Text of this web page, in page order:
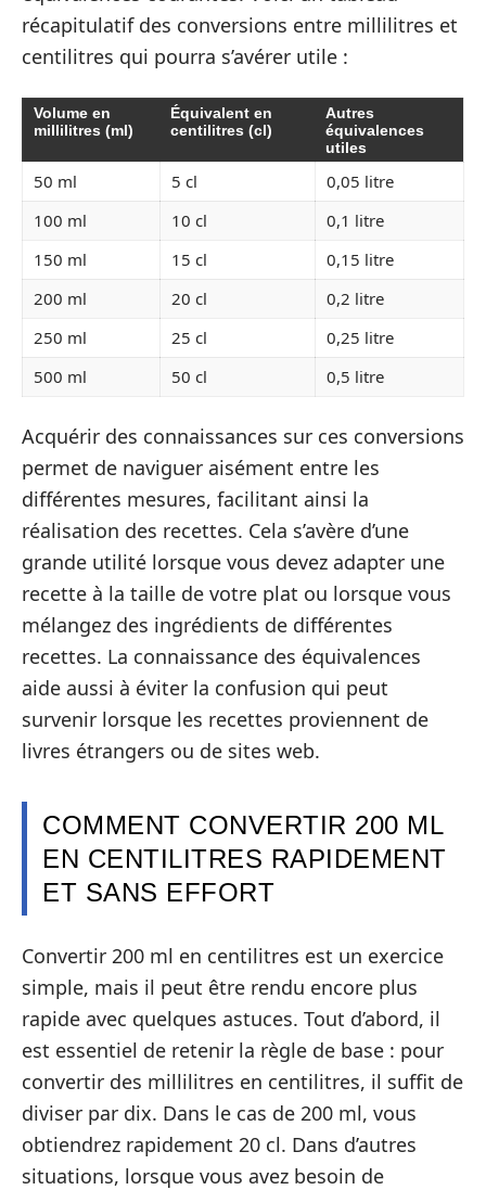
récapitulatif des conversions entre millilitres et
centilitres qui pourra s’avérer utile :
Volume en
millilitres (ml)
Équivalent en
centilitres (cl)
Autres
équivalences
utiles
50 ml 5 cl
0,05 litre
100 ml
10 cl
0,1 litre
150 ml
15 cl
0,15 litre
200 ml
20 cl
0,2 litre
250 ml
25 cl
0,25 litre
500 ml
50 cl 0,5 litre
Acquérir des connaissances sur ces conversions
permet de naviguer aisément entre les
différentes mesures, facilitant ainsi la
réalisation des recettes. Cela s’avère d’une
grande utilité lorsque vous devez adapter une
recette à la taille de votre plat ou lorsque vous
mélangez des ingrédients de différentes
recettes. La connaissance des équivalences
aide aussi à éviter la confusion qui peut
survenir lorsque les recettes proviennent de
livres étrangers ou de sites web.
COMMENT CONVERTIR 200 ML
EN CENTILITRES RAPIDEMENT
ET SANS EFFORT
Convertir 200 ml en centilitres est un exercice
simple, mais il peut être rendu encore plus
rapide avec quelques astuces. Tout d’abord, il
est essentiel de retenir la règle de base : pour
convertir des millilitres en centilitres, il suffit de
diviser par dix. Dans le cas de 200 ml, vous
obtiendrez rapidement 20 cl. Dans d’autres
situations, lorsque vous avez besoin de